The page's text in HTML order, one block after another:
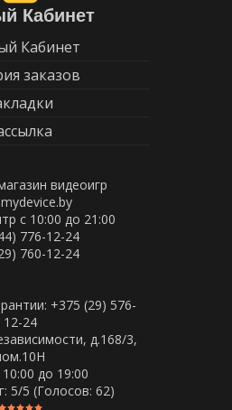
Кабинет
Кабинет
заказов
видеоигр
с 10:00 до 21:00
776-12-24
760-12-24
+375 (29) 576-
12-24
д.168/3,
до 19:00
5/5 (Голосов: 62)